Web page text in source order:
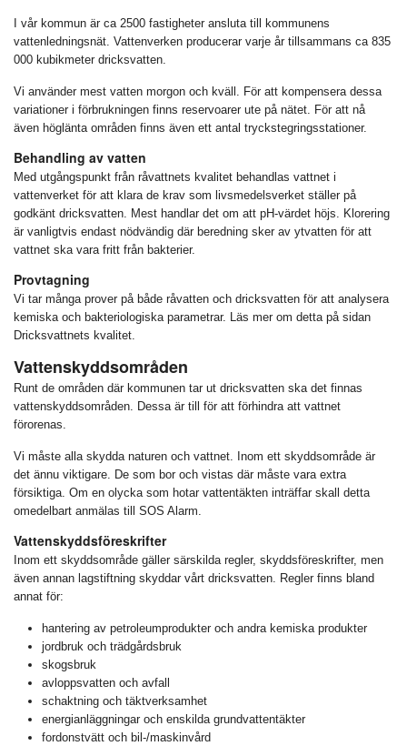
I vår kommun är ca 2500 fastigheter ansluta till kommunens
vattenledningsnät. Vattenverken producerar varje år tillsammans ca 835
000 kubikmeter dricksvatten.
Vi använder mest vatten morgon och kväll. För att kompensera dessa
variationer i förbrukningen finns reservoarer ute på nätet. För att nå
även höglänta områden finns även ett antal tryckstegringsstationer.
Behandling av vatten
Med utgångspunkt från råvattnets kvalitet behandlas vattnet i
vattenverket för att klara de krav som livsmedelsverket ställer på
godkänt dricksvatten. Mest handlar det om att pH-värdet höjs. Klorering
är vanligtvis endast nödvändig där beredning sker av ytvatten för att
vattnet ska vara fritt från bakterier.
Provtagning
Vi tar många prover på både råvatten och dricksvatten för att analysera
kemiska och bakteriologiska parametrar. Läs mer om detta på sidan
Dricksvattnets kvalitet.
Vattenskyddsområden
Runt de områden där kommunen tar ut dricksvatten ska det finnas
vattenskyddsområden. Dessa är till för att förhindra att vattnet
förorenas.
Vi måste alla skydda naturen och vattnet. Inom ett skyddsområde är
det ännu viktigare. De som bor och vistas där måste vara extra
försiktiga. Om en olycka som hotar vattentäkten inträffar skall detta
omedelbart anmälas till SOS Alarm.
Vattenskyddsföreskrifter
Inom ett skyddsområde gäller särskilda regler, skyddsföreskrifter, men
även annan lagstiftning skyddar vårt dricksvatten. Regler finns bland
annat för:
hantering av petroleumprodukter och andra kemiska produkter
jordbruk och trädgårdsbruk
skogsbruk
avloppsvatten och avfall
schaktning och täktverksamhet
energianläggningar och enskilda grundvattentäkter
fordonstvätt och bil-/maskinvård